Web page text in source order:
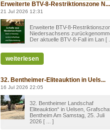
Erweiterte BTV-8-Restriktionszone N...
21 Jul 2026 12:31
Erweiterte BTV-8-
Niedersachsens
Der aktuelle BTV‑8-Fall im Lan [
weiterlesen
32. Bentheimer-Eliteauktion in Uels...
16 Jul 2026 22:05
32. Bentheimer Landschaf
Eliteauktion“ in Uelsen,
Bentheim Am Samstag, 25. Juli
2026 [ ... ]